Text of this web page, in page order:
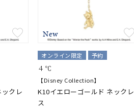
在庫ありのみ
クレ
New
オンライン限定 予約
４℃
【Disney Collection】
K10イエローゴールド ネックレ
ス